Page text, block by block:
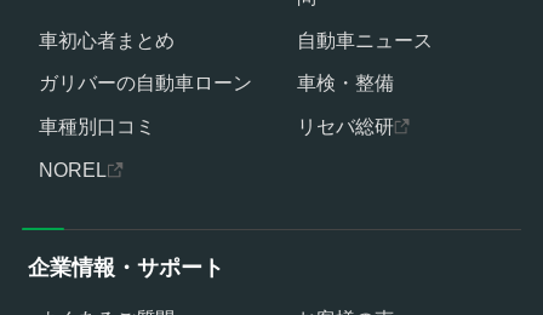
車初心者まとめ
自動車ニュース
ガリバーの自動車ローン
車検・整備
車種別口コミ
リセバ総研
NOREL
企業情報・サポート